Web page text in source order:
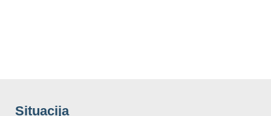
Situacija